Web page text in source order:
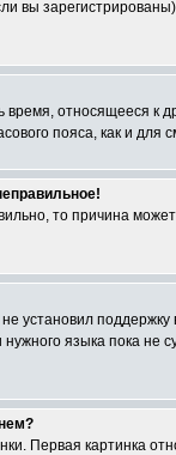
вы
относящееся к
пояса, как и
то причина
не установил
языка пока
Первая картинка